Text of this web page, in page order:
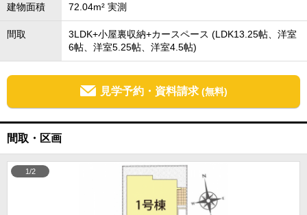
建物面積 72.04m² 実測
間取
3LDK+小屋裏収納+カースペース (LDK13.25帖、洋室
6帖、洋室5.25帖、洋室4.5帖)
見学予約・資料請求 (無料)
間取・区画
1/2